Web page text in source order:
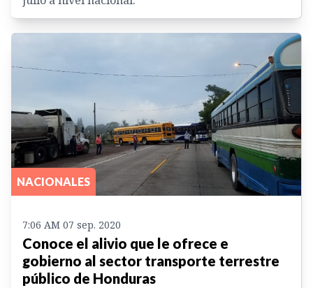
NACIONALES
7:06 AM 07 sep. 2020
Conoce el alivio que le ofrece e
gobierno al sector transporte terrestre
público de Honduras